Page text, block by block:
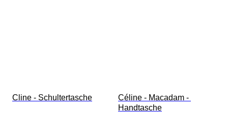
Cline - Schultertasche
Céline - Macadam -
Handtasche